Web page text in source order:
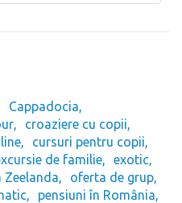
Cappadocia
croaziere cu copii
cursuri pentru copii
de familie
exotic
Zeelanda
oferta de grup
pensiuni în România